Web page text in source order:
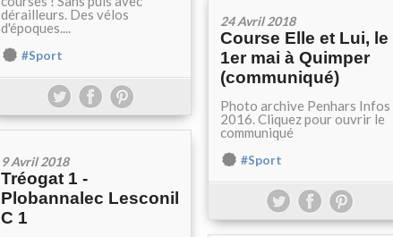
dérailleurs. Des vélos
d'époques....
#Sport
24 Avril 2018
Course Elle et Lui, le
1er mai à Quimper
(communiqué)
Photo archive Penhars Infos
2016. Cliquez pour ouvrir le
communiqué
#Sport
9 Avril 2018
Tréogat 1 -
Plobannalec Lesconil
C 1